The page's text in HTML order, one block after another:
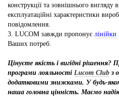
конструкції та зовнішнього вигляду
експлуатаційні характеристики
повідомлення.
3. LUCOM завжди пропонує лінійки
Ваших потреб.
Цінуєте якість і вигідні рішення?
програми лояльності Lucom Club з
додатковими знижками. У будь-
наша головна цінність. Маємо